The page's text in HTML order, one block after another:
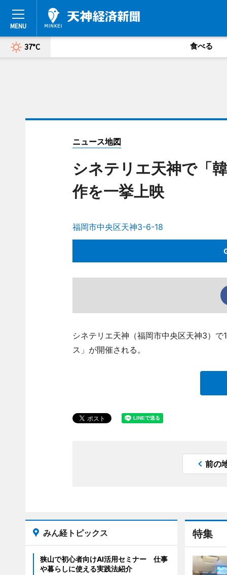
37°C 食べる
ニュース地図
シネテリエ天神で「
作を一挙上映
福岡市中央区天神3-6-18
シネテリエ天神（福岡市中央区天神3）
ス」が開催される。
前の
特集
みん経トピックス
狭山で初心者向けAI活用セミナー 仕事
や暮らしに使える実践法紹介